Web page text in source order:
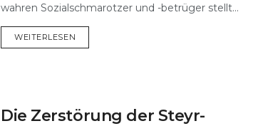
wahren Sozialschmarotzer und -betrüger stellt...
WEITERLESEN
Die Zerstörung der Steyr-